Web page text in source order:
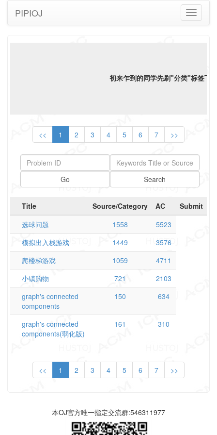
Toggle
PIPIOJ
初来乍到的同学先刷"分类"标签下"
<< 1 2 3 4 5 6 7 >>
Go Search
Title Source/Category AC
Submit
选球问题
1558
5523
模拟出入栈游戏
1449
3576
爬楼梯游戏
1059
4711
小镇购物
721
2103
graph's connected
components
150 634
graph's connected
components(弱化版)
161 310
<< 1 2 3 4 5 6 7 >>
本OJ官方唯一指定交流群:546311977